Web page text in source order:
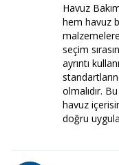
Havuz
hem havuz
seçim
ayrıntı
olmalıdır.
havuz
doğru